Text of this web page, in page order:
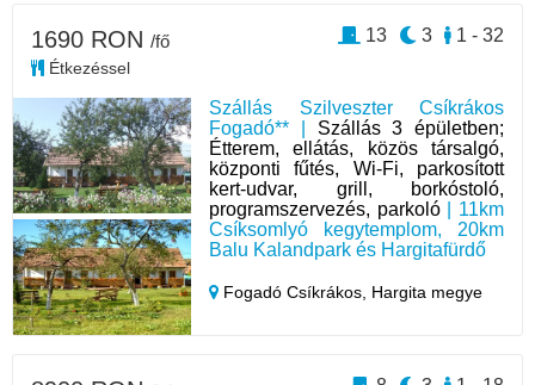
Szállás Szilveszter Csíkrákos
Fogadó** | Szállás 3 épületben;
Étterem, ellátás, közös társalgó,
központi fűtés, Wi-Fi, parkosított
kert-udvar, grill, borkóstoló,
programszervezés, parkoló| 11km
Csíksomlyó kegytemplom, 20km
Balu Kalandpark és Hargitafürdő
Fogadó Csíkrákos, Hargita megye
1690 RON /fő
Étkezéssel
1 - 32
3
13